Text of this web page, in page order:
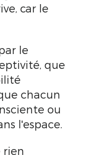
car le
le
que
chacun
ou
l'espace.
rien